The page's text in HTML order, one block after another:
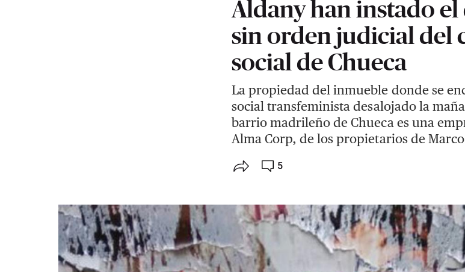
Aldany han instado el
sin orden judicial del
social de Chueca
La propiedad del inmueble donde se
social transfeminista desalojado la
barrio madrileño de Chueca es una
Alma Corp, de los propietarios de
5